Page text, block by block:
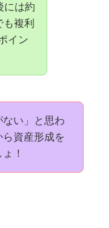
には約
複利
イン
ない」と思わ
資産形成を
！